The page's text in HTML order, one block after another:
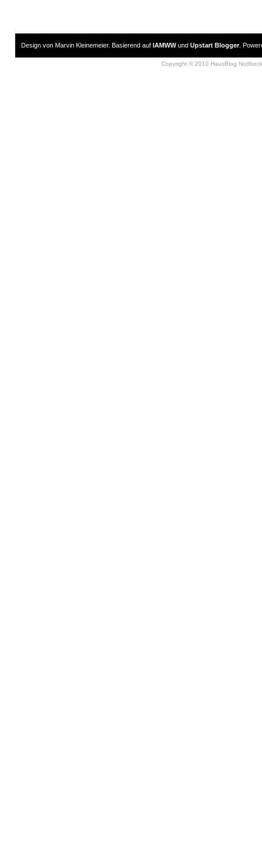
Design von Marvin Kleinemeier. Basierend auf IAMWWund Upstart Blogger.
Copyright © 2010 HausBlog